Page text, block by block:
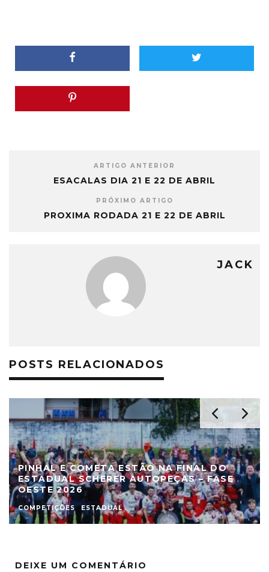
ARTIGO ANTERIOR
ESACALAS DIA 21 E 22 DE ABRIL
PRÓXIMO ARTIGO
PROXIMA RODADA 21 E 22 DE ABRIL
JACK
POSTS RELACIONADOS
PINHAL E COMETA ESTÃO NA FINAL DO
ESTADUAL SCHERER AUTOPEÇAS – FASE
OESTE 2026
COMPETIÇÕES ESTADUAL
DEIXE UM COMENTÁRIO